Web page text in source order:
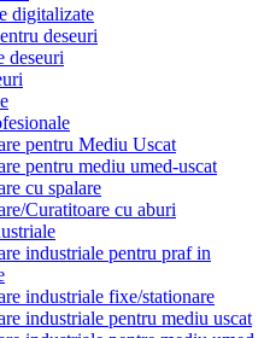
digitalizate
deseuri
deseuri
pentru Mediu Uscat
pentru mediu umed-uscat
cu spalare
Curatitoare cu aburi
industriale pentru praf in
industriale fixe/stationare
industriale pentru mediu uscat